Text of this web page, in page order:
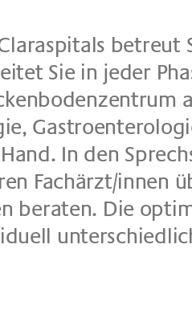
be­treut
Sie in je­der
In den
Fach­är­zt/in­nen
be­ra­ten. Die